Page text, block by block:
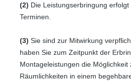
(2) Die Leistungserbringung
Terminen.
(3) Sie sind zur Mitwirkung
haben Sie zum Zeitpunkt der
Montageleistungen die Möglichkeit
Räumlichkeiten in einem